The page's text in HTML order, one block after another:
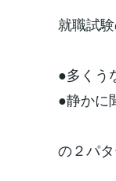
就職試
●多くう
●静かに
の２パタ